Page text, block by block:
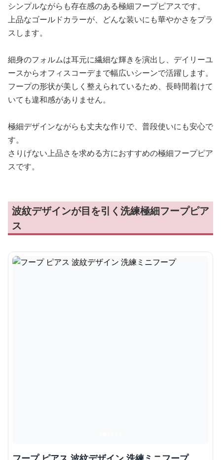
シンプルながらも存在感のある極細フープピアスです。
上品なゴールドカラーが、どんな装いにも華やかさをプラ
スします。
細身のフォルムは耳元に繊細な輝きを演出し、デイリーユ
ースからオフィスコーデまで幅広いシーンで活躍します。
フープの形状が美しく整えられているため、長時間着けて
いても違和感がありません。
極細デザインながらも丈夫な作りで、普段使いにも安心で
す。
さりげない上品さを求める方におすすめの極細フープピア
スです。
波紋デザインが目を引く洗練極細フープピア
ス